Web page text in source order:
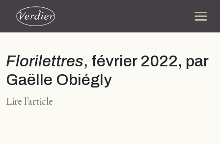
Florilettres, février 2022, par
Gaëlle Obiégly
Lire l’article